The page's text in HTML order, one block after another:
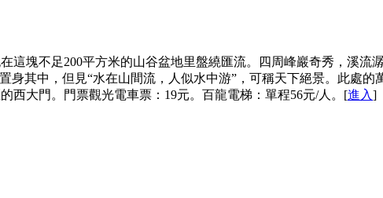
這塊不足200平方米的山谷盆地里盤繞匯流。四周峰巖奇秀，溪
身其中，但見“水在山間流，人似水中游”，可稱天下絕景。此處
西大門。門票觀光電車票：19元。百龍電梯：單程56元/人。[進入]